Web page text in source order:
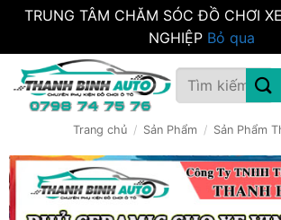
TRUNG TÂM CHĂM SÓC ĐỒ CHƠI
NGHIỆP Bỏ qua
qua
Tìm
kiếm:
Trang chủ / Sản Phẩm / Sản Phẩm